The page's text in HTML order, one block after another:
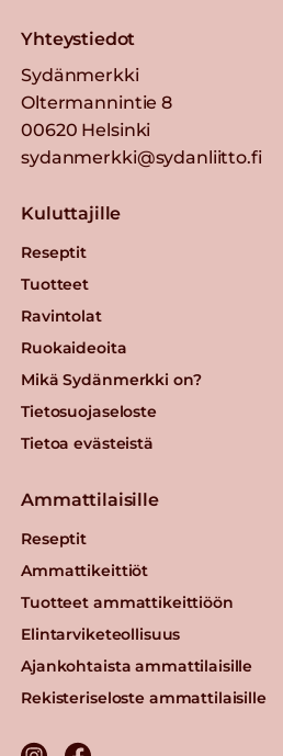
Yhteystiedot
Sydänmerkki
Oltermannintie 8
00620 Helsinki
sydanmerkki@sydanliitto.fi
Kuluttajille
Reseptit
Tuotteet
Ravintolat
Ruokaideoita
Mikä Sydänmerkki on?
Tietosuojaseloste
Tietoa evästeistä
Ammattilaisille
Reseptit
Ammattikeittiöt
Tuotteet ammattikeittiöön
Elintarviketeollisuus
Ajankohtaista ammattilaisille
Rekisteriseloste ammattilaisille